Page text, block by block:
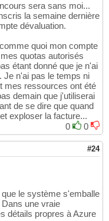
sera sans moi...
la semaine dernière
dévaluation.
quoi mon compte
quotas autorisés
étant donné que je n'ai
Je n'ai pas le temps ni
mes ressources ont été
demain que j'utiliserai
de se dire que quand
exploser la facture...
0
0
#24
le système s'emballe
une vraie
détails propres à Azure